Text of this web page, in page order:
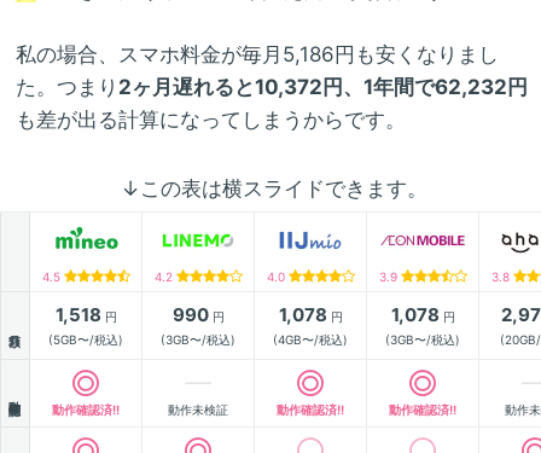
私の場合、スマホ料金が毎月5,186円も安くなりまし
た。つまり 2ヶ月遅れると10,372円、1年間で62,232円
も差が出る計算になってしまうからです。
↓この表は横スライドできます。
4.5 4.2 4.0 3.9 3.8
1,518 円
(5GB〜/税込)
990円
(3GB〜/税込)
1,078 円
(4GB〜/税込)
1,078 円
(3GB〜/税込)
動作確認済!! 動作未検証 動作確認済!! 動作確認済!! 動作